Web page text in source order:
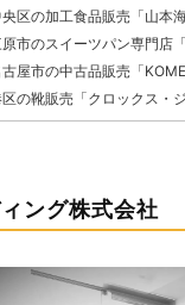
区の加工食品販売「山本
市のスイーツパン専門店
屋市の中古品販売「
の靴販売「クロックス・
ング株式会社